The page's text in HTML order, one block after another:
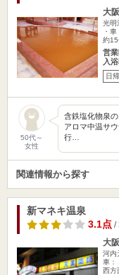
大
光明
・
約15
営
入
日
50代～
女性
含鉄塩化物泉
アロマ中温サ
行…
関連情報から探す
新マネキ温泉
3.1点 /
大
河内
車：
西方